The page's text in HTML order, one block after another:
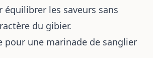
équilibrer les saveurs sans
du gibier.
pour une marinade de sanglier